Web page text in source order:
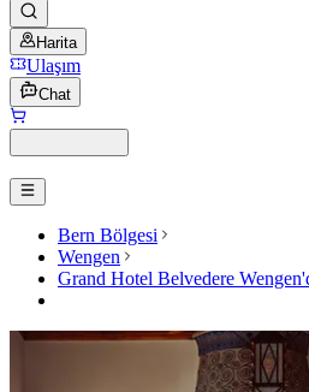
Harita
Ulaşım
Chat
Bern Bölgesi
Wengen
Grand Hotel Belvedere